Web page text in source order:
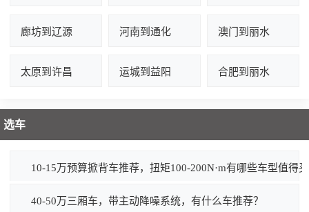
廊坊到辽源 河南到通化 澳门到丽水
太原到许昌 运城到益阳 合肥到丽水
选车
10-15万预算掀背车推荐，扭矩100-200N·m有哪些车型值得
40-50万三厢车，带主动降噪系统，有什么车推荐？